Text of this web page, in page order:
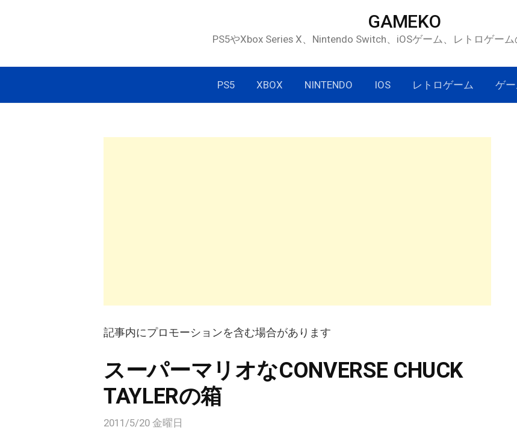
GAMEKO
PS5やXbox Series X、Nintendo Switch、iOSゲーム、レトロゲー
PS5 XBOX NINTENDO IOS レトロゲーム ゲ
記事内にプロモーションを含む場合があります
スーパーマリオなCONVERSE CHUCK
TAYLERの箱
2011/5/20 金曜日